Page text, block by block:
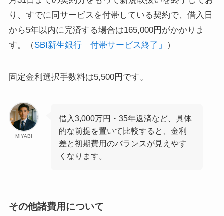
り、すでに同サービスを付帯している契約で、借入日
から5年以内に完済する場合は165,000円がかかりま
す。（SBI新生銀行「付帯サービス終了」 ）
固定金利選択手数料は5,500円です。
MIYABI
借入3,000万円・35年返済など、具体
的な前提を置いて比較すると、金利
差と初期費用のバランスが見えやす
くなります。
その他諸費用について